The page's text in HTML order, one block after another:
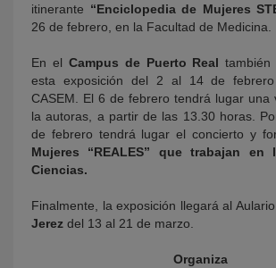
itinerante “Enciclopedia de Mujeres
26 de febrero, en la Facultad de Medicina.
En el Campus de Puerto Real
esta exposición del 2 al 14 de
CASEM. El 6 de febrero tendrá lugar una
la autoras, a partir de las 13.30 horas.
de febrero tendrá lugar el concierto y
Mujeres “REALES” que trabajan en
Ciencias.
Finalmente, la exposición llegará al
Jerez del 13 al 21 de marzo.
Organiza